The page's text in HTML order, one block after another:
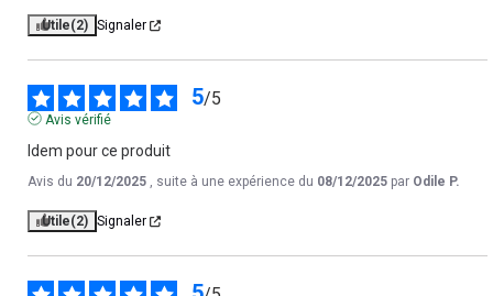
Utile(2) Signaler
5/5
Avis vérifié
Idem pour ce produit
Avis du 20/12/2025 , suite à une expérience du 08/12/2025 par Odile P.
Utile(2) Signaler